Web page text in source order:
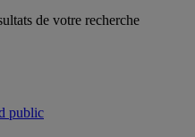
de votre recherche
public